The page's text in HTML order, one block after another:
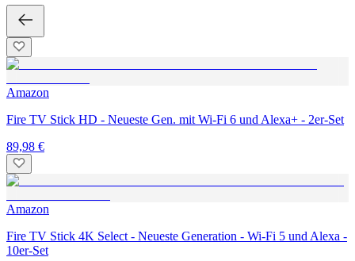
Amazon
Fire TV Stick HD - Neueste Gen. mit Wi-Fi 6 und Alexa+ - 2er-Set
89,98 €
Amazon
Fire TV Stick 4K Select - Neueste Generation - Wi-Fi 5 und Alexa -
10er-Set